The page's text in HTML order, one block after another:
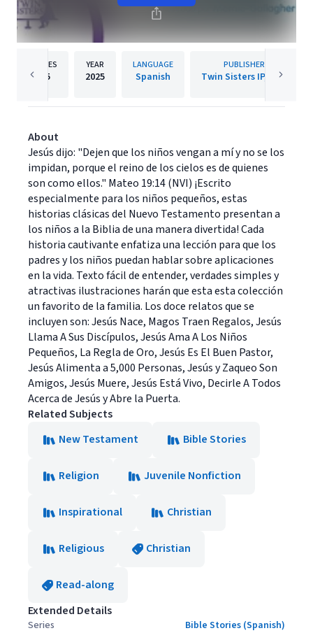
PAGES
25
YEAR
2025
LANGUAGE
Spanish
PUBLISHER
Twin Sisters IP, LLC.
About
Jesús dijo: "Dejen que los niños vengan a mí y no se los
impidan, porque el reino de los cielos es de quienes
son como ellos." Mateo 19:14 (NVI) ¡Escrito
especialmente para los niños pequeños, estas
historias clásicas del Nuevo Testamento presentan a
los niños a la Biblia de una manera divertida! Cada
historia cautivante enfatiza una lección para que los
padres y los niños puedan hablar sobre aplicaciones
en la vida. Texto fácil de entender, verdades simples y
atractivas ilustraciones harán que esta esta colección
un favorito de la familia. Los doce relatos que se
incluyen son: Jesús Nace, Magos Traen Regalos, Jesús
Llama A Sus Discípulos, Jesús Ama A Los Niños
Pequeños, La Regla de Oro, Jesús Es El Buen Pastor,
Jesús Alimenta a 5,000 Personas, Jesús y Zaqueo Son
Amigos, Jesús Muere, Jesús Está Vivo, Decirle A Todos
Acerca de Jesús y Abre la Puerta.
Related Subjects
New Testament
Bible Stories
Religion Juvenile Nonfiction
Inspirational Christian
Religious Christian
Read-along
Extended Details
Series Bible Stories (Spanish)